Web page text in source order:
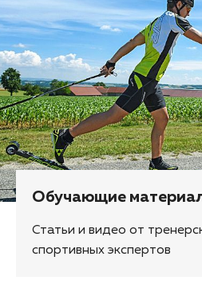
Обучающие
Статьи и видео от
спортивных экспертов